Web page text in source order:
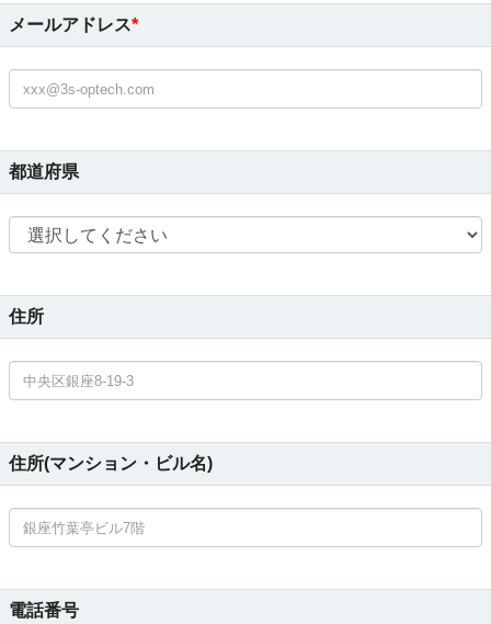
メールアドレス
都道府県
住所
住所(マンション・ビル名)
電話番号